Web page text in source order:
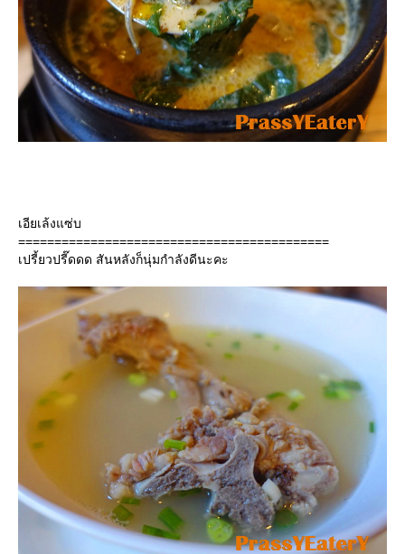
เอียเล้งแซ่บ
===========================================
เปรี้ยวปรี๊ดดด สันหลังก็นุ่มกำลังดีนะคะ